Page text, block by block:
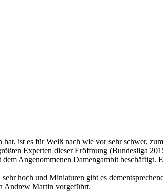
ist es für Weiß nach wie vor sehr schwer,
Experten dieser Eröffnung (Bundesliga
Angenommenen Damengambit beschäftigt.
hoch und Miniaturen gibt es
Andrew Martin vorgeführt.